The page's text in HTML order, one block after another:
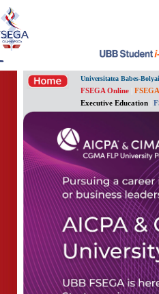
Universitatea Babes-Bolyai
FSEGA Online
Executive Education